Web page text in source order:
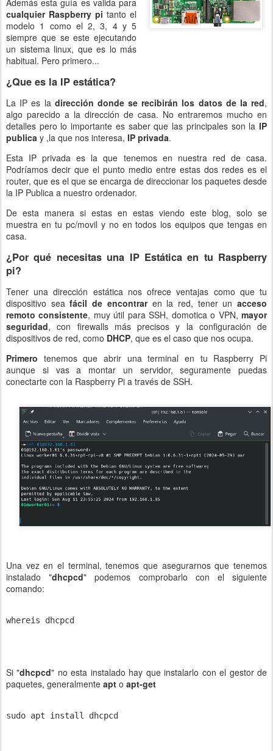
Además esta guía es valida para
cualquier Raspberry pi tanto el
modelo 1 como el 2, 3, 4 y 5
siempre que se este ejecutando
un sistema linux, que es lo más
habitual. Pero primero...
¿Que es la IP estática?
La IP es la dirección donde se recibirán los datos de la red,
algo parecido a la dirección de casa. No entraremos mucho en
detalles pero lo importante es saber que las principales son la IP
publica y ,la que nos interesa, IP privada.
Esta IP privada es la que tenemos en nuestra red de casa.
Podríamos decir que el punto medio entre estas dos redes es el
router, que es el que se encarga de direccionar los paquetes desde
la IP Publica a nuestro ordenador.
De esta manera si estas en estas viendo este blog, solo se
muestra en tu pc/movil y no en todos los equipos que tengas en
casa.
¿Por qué necesitas una IP Estática en tu Raspberry
pi?
Tener una dirección estática nos ofrece ventajas como que tu
dispositivo seafácil de encontraren la red, tener unacceso
remoto consistente, muy útil para SSH, domotica o VPN,mayor
seguridad, con firewalls más precisos y la configuración de
dispositivos de red, como DHCP, que es el caso que nos ocupa.
Primero tenemos que abrir una terminal en tu Raspberry Pi
aunque si vas a montar un servidor, seguramente puedas
conectarte con la Raspberry Pi a través de SSH.
Una vez en el terminal, tenemos que asegurarnos que tenemos
instalado "dhcpcd" podemos comprobarlo con el siguiente
comando:
whereis dhcpcd
Si "dhcpcd" no esta instalado hay que instalarlo con el gestor de
paquetes, generalmente apt o apt-get
sudo apt install dhcpcd